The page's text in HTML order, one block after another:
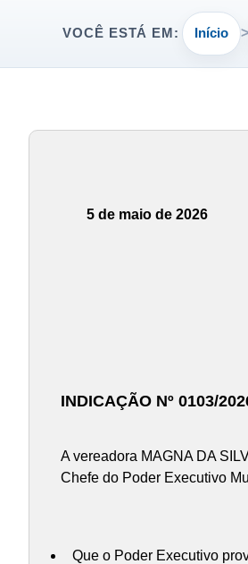
VOCÊ ESTÁ EM: Início
5 de maio de 2026
INDICAÇÃO Nº 0103/
A vereadora MAGNA DA
Chefe do Poder Executivo
Que o Poder Executivo